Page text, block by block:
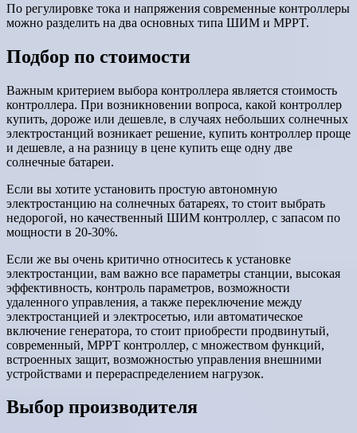
По регулировке тока и напряжения современные контроллеры
можно разделить на два основных типа ШИМ и MPPT.
Подбор по стоимости
Важным критерием выбора контроллера является стоимость
контроллера. При возникновении вопроса, какой контроллер
купить, дороже или дешевле, в случаях небольших солнечных
электростанций возникает решение, купить контроллер проще
и дешевле, а на разницу в цене купить еще одну две
солнечные батареи.
Если вы хотите установить простую автономную
электростанцию на солнечных батареях, то стоит выбрать
недорогой, но качественный ШИМ контроллер, с запасом по
мощности в 20-30%.
Если же вы очень критично относитесь к установке
электростанции, вам важно все параметры станции, высокая
эффективность, контроль параметров, возможности
удаленного управления, а также переключение между
электростанцией и электросетью, или автоматическое
включение генератора, то стоит приобрести продвинутый,
современный, MPPT контроллер, с множеством функций,
встроенных защит, возможностью управления внешними
устройствами и перераспределением нагрузок.
Выбор производителя